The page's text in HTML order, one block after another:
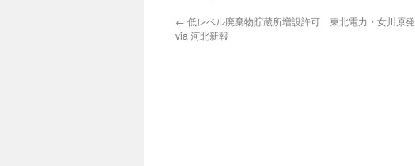
← 低レベル廃棄物貯蔵所増設許可 東北電力・女川原発
via 河北新報